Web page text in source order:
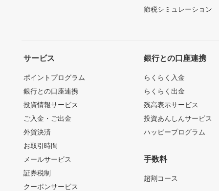
節税シミュレーション
サービス
ポイントプログラム
銀行との口座連携
投資情報サービス
ご入金・ご出金
外貨決済
お取引時間
メールサービス
証券税制
クーポンサービス
銀行との口座連携
らくらく入金
らくらく出金
残高表示サービス
投資あんしんサービス
ハッピープログラム
手数料
超割コース